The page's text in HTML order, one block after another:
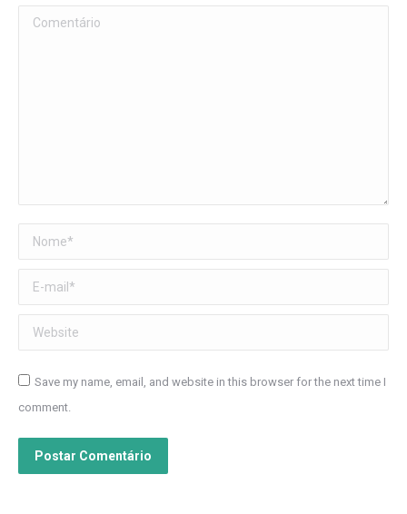
Comentário
Nome *
E-mail *
Website
Save my name, email, and website in this browser for the next time I
comment.
Postar Comentário